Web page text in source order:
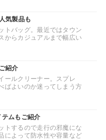
気製品も
トバッグ。最近ではタウン
からカジュアルまで幅広い
紹介
ールクリーナー。スプレ
ばよいのか迷ってしまう方
ムもご紹介
トするので走行の邪魔にな
によって防水性や容量など